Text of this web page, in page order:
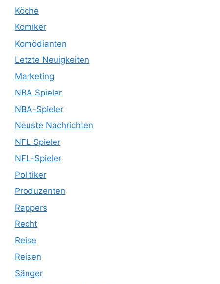
Köche
Komiker
Komödianten
Letzte Neuigkeiten
Marketing
NBA Spieler
NBA-Spieler
Neuste Nachrichten
NFL Spieler
NFL-Spieler
Politiker
Produzenten
Rappers
Recht
Reise
Reisen
Sänger